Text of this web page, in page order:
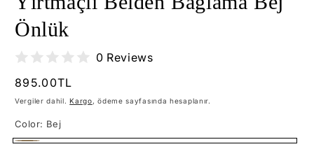
Önlük
0 Reviews
Normal
fiyat
895.00TL
Vergiler dahil. Kargo, ödeme sayfasında hesaplanır.
Color: Bej